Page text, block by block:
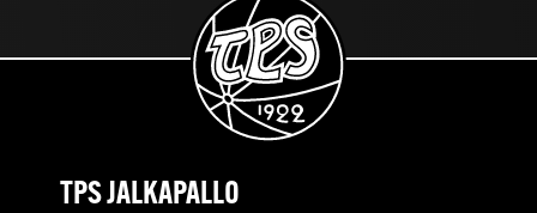
TPS JALKAPALLO